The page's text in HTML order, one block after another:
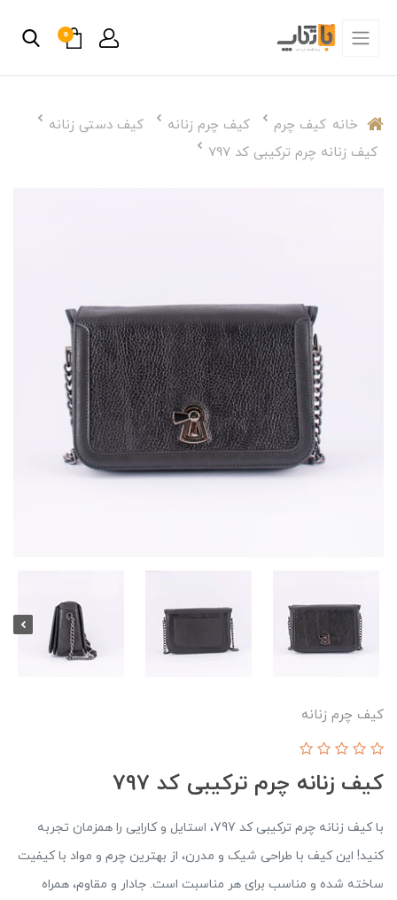
0
خانه کیف چرم کیف چرم زنانه
کیف دستی زنانه
کیف زنانه چرم ترکیبی کد 797
کیف چرم زنانه
کیف زنانه چرم ترکیبی کد 797
با کیف زنانه چرم ترکیبی کد 797، استایل و کارایی را همزمان تجربه
کنید! این کیف با طراحی شیک و مدرن، از بهترین چرم و مواد با کیفیت
ساخته شده و مناسب برای هر مناسبت است. جادار و مقاوم، همراه